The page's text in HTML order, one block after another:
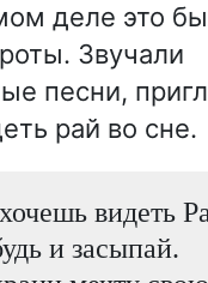
деле это
Звучали
песни,
рай во сне.
видеть
и засыпай.